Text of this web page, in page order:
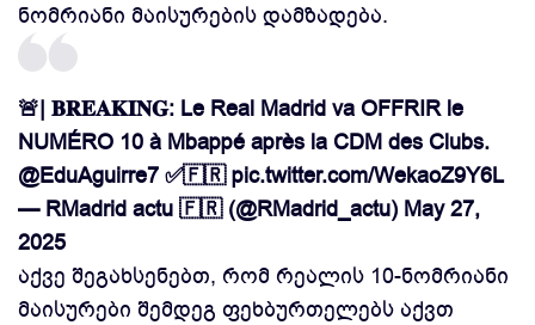
ნომრიანი მაისურების დამზადება.
🚨| 𝐁𝐑𝐄𝐀𝐊𝐈𝐍𝐆: Le Real Madrid va OFFRIR le
NUMÉRO 10 à Mbappé après la CDM des Clubs.
@EduAguirre7 ✅🇫🇷pic.twitter.com/WekaoZ9Y6L
— RMadrid actu 🇫🇷 (@RMadrid_actu) May 27,
2025
აქვე შეგახსენებთ, რომ რეალის 10-ნომრიანი
მაისურები შემდეგ ფეხბურთელებს აქვთ